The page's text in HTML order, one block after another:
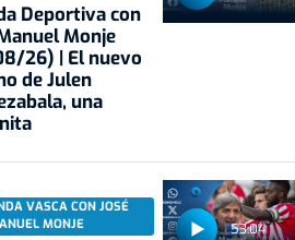
Deportiva con
Monje
26) | El nuevo
de Julen
una
53:04
VASCA CON JOSÉ
MONJE